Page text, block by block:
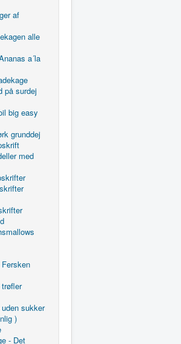
af
alle
a´la
på surdej
big easy
grunddej
med
sukker
)
- Det